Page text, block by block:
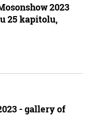
2023
25 kapitolu,
- gallery of